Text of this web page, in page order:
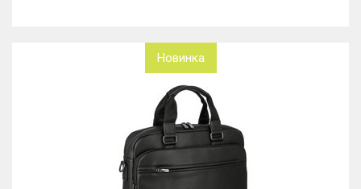
Новинка